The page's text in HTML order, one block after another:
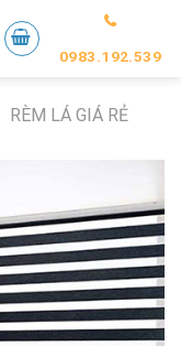
0983.192.539
RÈM LÁ GIÁ RẺ